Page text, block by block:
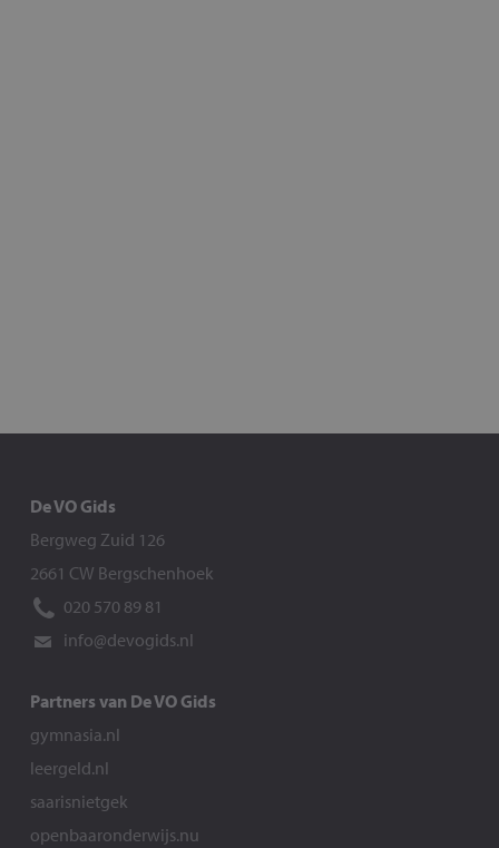
De VO Gids
Bergweg Zuid 126
2661 CW Bergschenhoek
020 570 89 81
info@devogids.nl
Partners van De VO Gids
gymnasia.nl
leergeld.nl
saarisnietgek
openbaaronderwijs.nu